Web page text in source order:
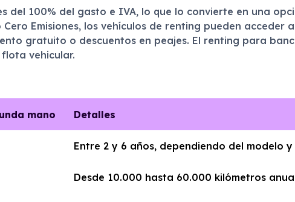
del 100% del gasto e IVA, lo que lo convierte en una
Emisiones, los vehículos de renting pueden acceder
gratuito o descuentos en peajes. El renting para
vehicular.
mano Detalles
Entre 2 y 6 años, dependiendo del modelo
Desde 10.000 hasta 60.000 kilómetros